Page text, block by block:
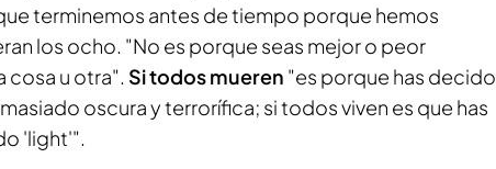
terminemos antes de tiempo porque hemos
los ocho. "No es porque seas mejor o peor
cosa u otra". Si todos mueren "es porque has decido
oscura y terrorífica; si todos viven es que has
'light'".